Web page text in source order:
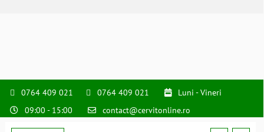
0764 409 021 0764 409 021
Luni - Vineri
09:00 - 15:00
contact@cervitonline.ro